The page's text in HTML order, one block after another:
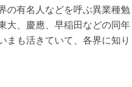
の有名人などを呼ぶ異業種勉
大、慶應、早稲田などの同年
まも活きていて、各界に知り